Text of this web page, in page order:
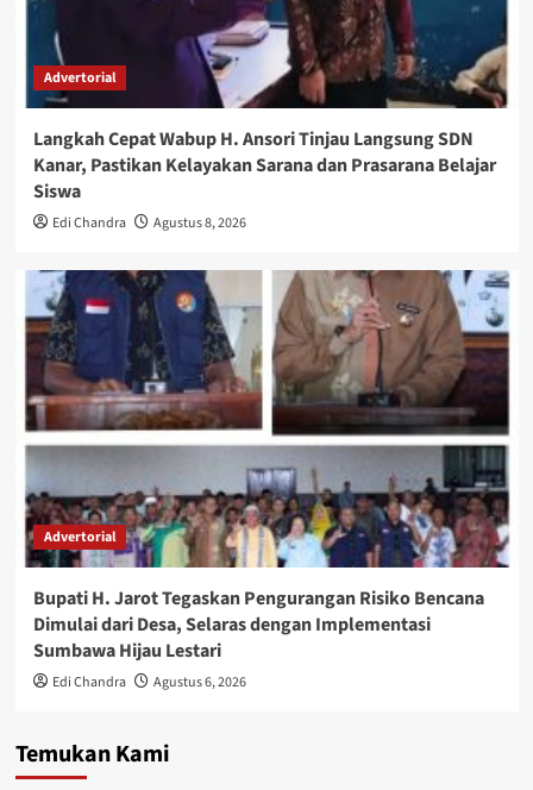
Advertorial
Langkah Cepat Wabup H. Ansori Tinjau Langsung SDN
Kanar, Pastikan Kelayakan Sarana dan Prasarana Belajar
Siswa
Edi Chandra Agustus 8, 2026
Advertorial
Bupati H. Jarot Tegaskan Pengurangan Risiko Bencana
Dimulai dari Desa, Selaras dengan Implementasi
Sumbawa Hijau Lestari
Edi Chandra Agustus 6, 2026
Temukan Kami